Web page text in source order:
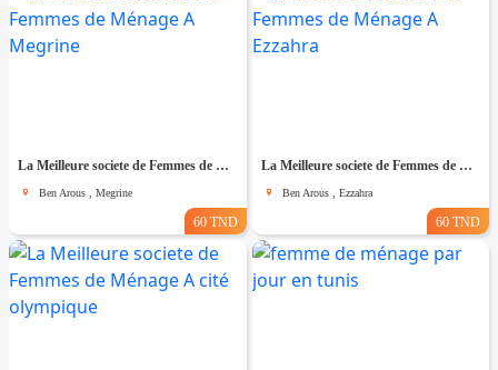
La Meilleure societe de Femmes de Ménage A Megrine
Ben Arous , Megrine
60 TND
La Meilleure societe de Femmes de Ménage A Ezzahra
Ben Arous , Ezzahra
60 TND